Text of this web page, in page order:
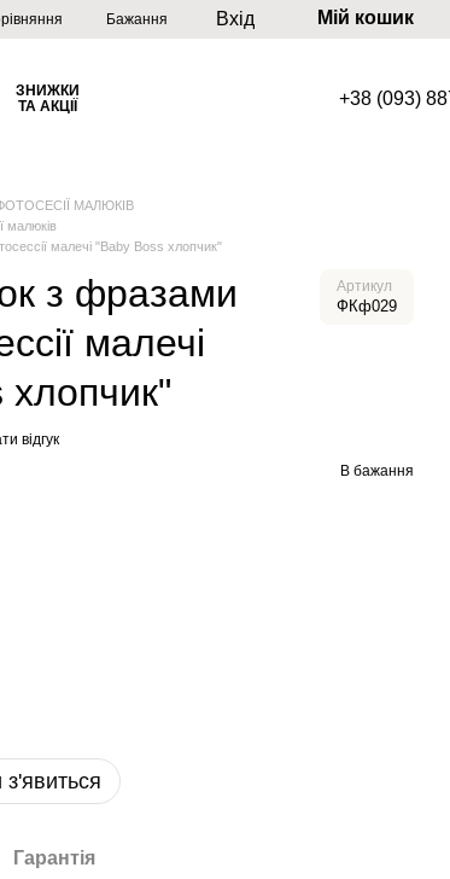
Бажання Вхід Мій кошик
ЗНИЖКИ
ТА АКЦІЇ
+38 (093)
МАЛЮКІВ
малюків
малечі "Baby Boss хлопчик"
з фразами
малечі
Артикул
ФКф029
відгук
В бажання
Гарантія